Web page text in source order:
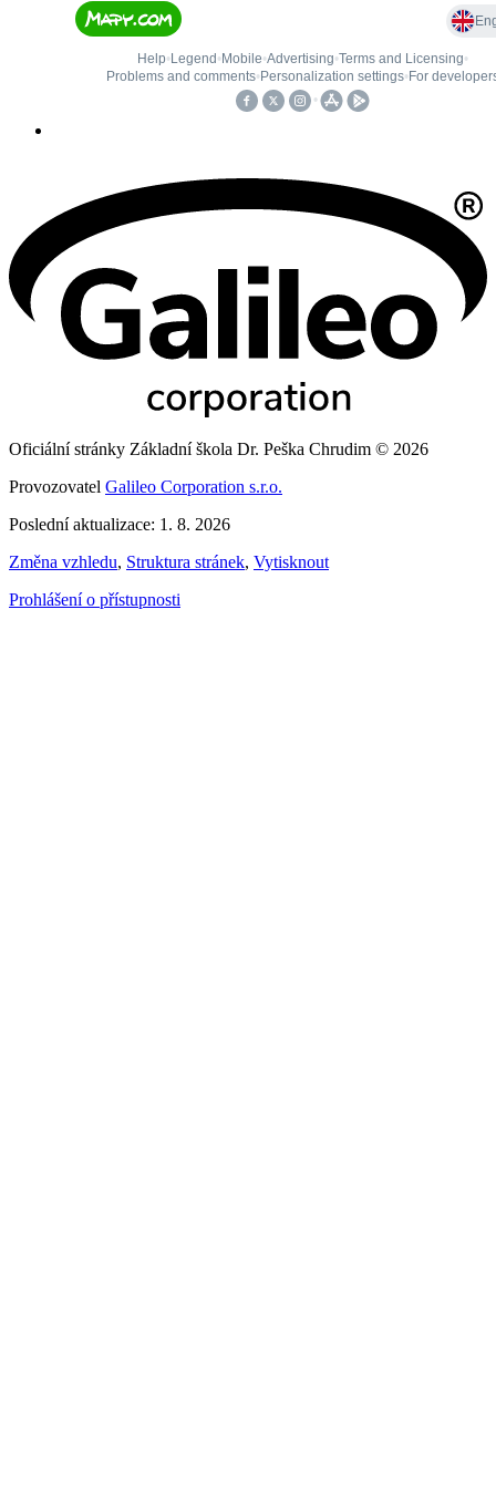
Oficiální stránky Základní škola Dr. Peška Chrudim © 2026
Provozovatel Galileo Corporation s.r.o.
Poslední aktualizace: 1. 8. 2026
Změna vzhledu, Struktura stránek, Vytisknout
Prohlášení o přístupnosti